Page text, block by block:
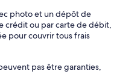
photo et un dépôt de
crédit ou par carte de débit,
pour couvrir tous frais
pas être garanties,